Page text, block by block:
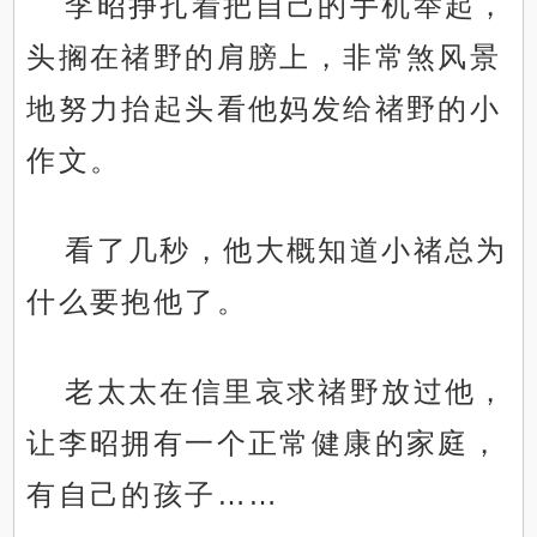
头搁在禇野的肩膀上，非常煞风景
地努力抬起头看他妈发给禇野的小
作文。
看了几秒，他大概知道小禇总为
什么要抱他了。
老太太在信里哀求禇野放过他，
让李昭拥有一个正常健康的家庭，
有自己的孩子……